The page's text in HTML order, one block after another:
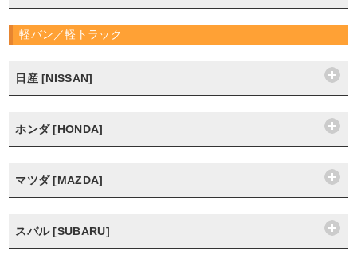
軽バン／軽トラック
日産 [NISSAN]
ホンダ [HONDA]
マツダ [MAZDA]
スバル [SUBARU]